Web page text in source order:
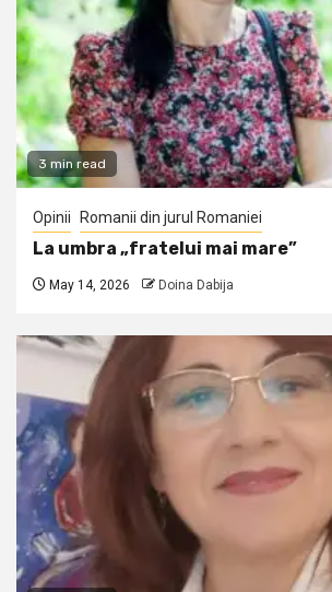
3 min read
Opinii Romanii din jurul Romaniei
La umbra „fratelui mai mare”
May 14, 2026 Doina Dabija